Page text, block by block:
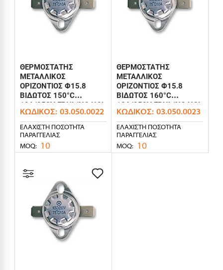
ΘΕΡΜΟΣΤΑΤΗΣ
ΜΕΤΑΛΛΙΚΟΣ
ΟΡΙΖΟΝΤΙΟΣ Φ15.8
ΒΙΔΩΤΟΣ 150°C
10A/250V FBHL/NC HOL
ΚΩΔΙΚΌΣ: 03.050.0022
ΕΛΆΧΙΣΤΗ ΠΟΣΌΤΗΤΑ
ΠΑΡΑΓΓΕΛΊΑΣ
MOQ: 10
ΘΕΡΜΟΣΤΑΤΗΣ
ΜΕΤΑΛΛΙΚΟΣ
ΟΡΙΖΟΝΤΙΟΣ Φ15.8
ΒΙΔΩΤΟΣ 160°C
10A/250V FBHL/NC HOL
ΚΩΔΙΚΌΣ: 03.050.0023
ΕΛΆΧΙΣΤΗ ΠΟΣΌΤΗΤΑ
ΠΑΡΑΓΓΕΛΊΑΣ
MOQ: 10